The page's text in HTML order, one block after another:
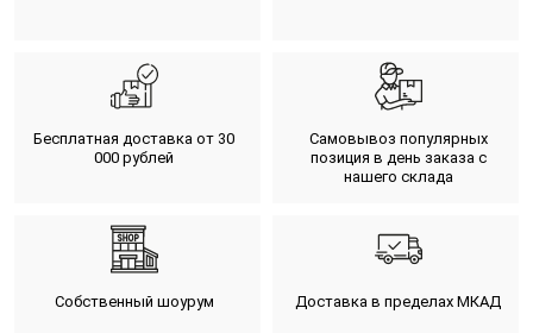
Бесплатная доставка от 30
000 рублей
Самовывоз популярных
позиция в день заказа с
нашего склада
Собственный шоурум Доставка в пределах МКАД